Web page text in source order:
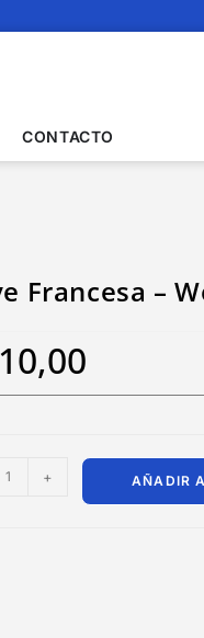
CONTACTO
Francesa –
+ AÑADIR